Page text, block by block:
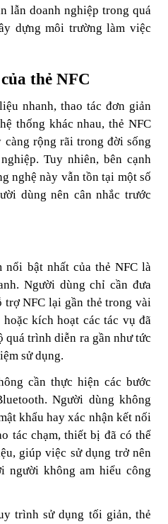
lẫn doanh nghiệp trong quá
dựng môi trường làm việc
thẻ NFC
nhanh, thao tác đơn giản
thống khác nhau, thẻ NFC
càng rộng rãi trong đời sống
Tuy nhiên, bên cạnh
nghệ này vẫn tồn tại một số
dùng nên cân nhắc trước
bật nhất của thẻ NFC là
. Người dùng chỉ cần đưa
trợ NFC lại gần thẻ trong vài
kích hoạt các tác vụ đã
quá trình diễn ra gần như tức
sử dụng.
cần thực hiện các bước
Người dùng không
khẩu hay xác nhận kết nối
tác chạm, thiết bị đã có thể
giúp việc sử dụng trở nên
người không am hiểu công
trình sử dụng tối giản, thẻ